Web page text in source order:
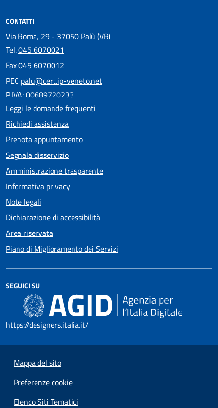
CONTATTI
Via Roma, 29 - 37050 Palù (VR)
Tel.045 6070021
Fax045 6070012
PEC palu@cert.ip-veneto.net
P.IVA: 00689720233
Leggi le domande frequenti
Richiedi assistenza
Prenota appuntamento
Segnala disservizio
Amministrazione trasparente
Informativa privacy
Note legali
Dichiarazione di accessibilità
Area riservata
Piano di Miglioramento dei Servizi
SEGUICI SU
https://designers.italia.it/
Mappa del sito
Preferenze cookie
Elenco Siti Tematici